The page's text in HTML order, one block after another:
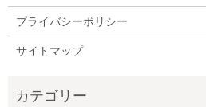
プライバシーポリシー
サイトマップ